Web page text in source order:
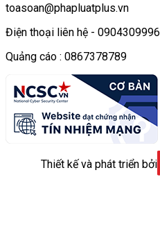
toasoan@phapluatplus.vn
Điện thoại liên hệ - 0904309996
Quảng cáo : 0867378789
Thiết kế và phát triển bởi